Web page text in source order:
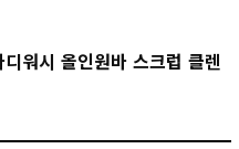
워시 올인원바 스크럽 클렌